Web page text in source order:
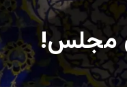
مجلس!